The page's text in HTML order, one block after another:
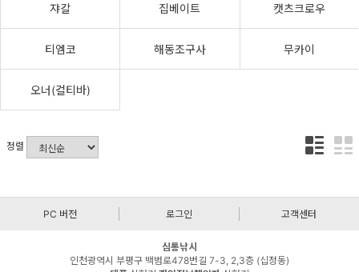
쟈칼 집베이트 캣츠크로우
티엠코 해동조구사 무카이
오너(컬티바)
정렬
PC 버전 로그인 고객센터
심통낚시
인천광역시 부평구 백범로478번길 7-3, 2,3층 (십정동)